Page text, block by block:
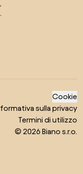
Cookie
sulla privacy
Termini di utilizzo
© 2026 Biano s.r.o.